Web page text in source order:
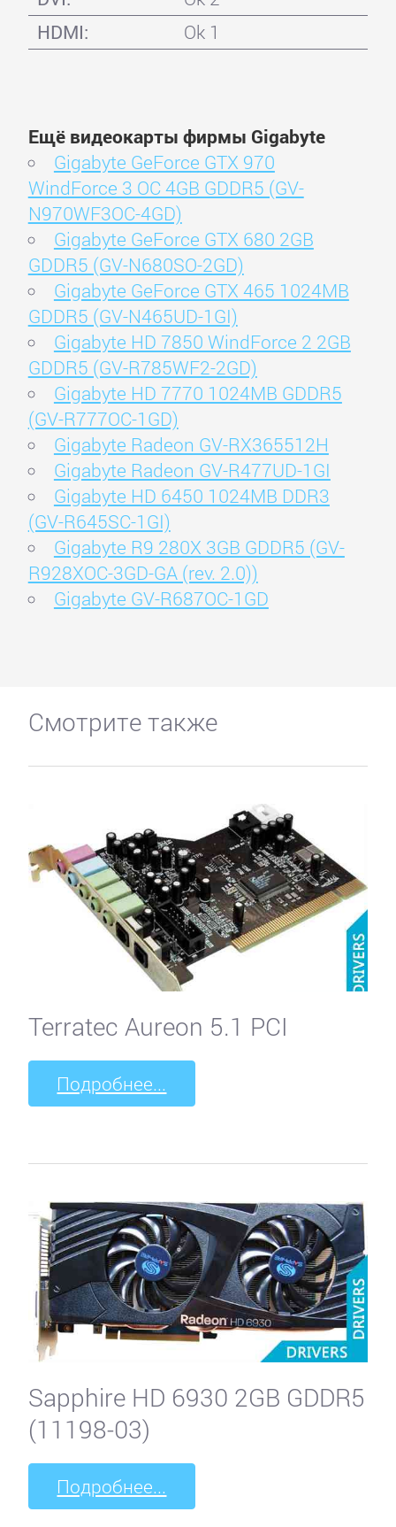
HDMI:
Ok 1
Ещё видеокарты фирмы Gigabyte
Gigabyte GeForce GTX 970
WindForce 3 OC 4GB GDDR5 (GV-
N970WF3OC-4GD)
Gigabyte GeForce GTX 680 2GB
GDDR5 (GV-N680SO-2GD)
Gigabyte GeForce GTX 465 1024MB
GDDR5 (GV-N465UD-1GI)
Gigabyte HD 7850 WindForce 2 2GB
GDDR5 (GV-R785WF2-2GD)
Gigabyte HD 7770 1024MB GDDR5
(GV-R777OC-1GD)
Gigabyte Radeon GV-RX365512H
Gigabyte Radeon GV-R477UD-1GI
Gigabyte HD 6450 1024MB DDR3
(GV-R645SC-1GI)
Gigabyte R9 280X 3GB GDDR5 (GV-
R928XOC-3GD-GA (rev. 2.0))
Gigabyte GV-R687OC-1GD
Смотрите также
Terratec Aureon 5.1 PCI
Подробнее...
Sapphire HD 6930 2GB GDDR5
(11198-03)
Подробнее...